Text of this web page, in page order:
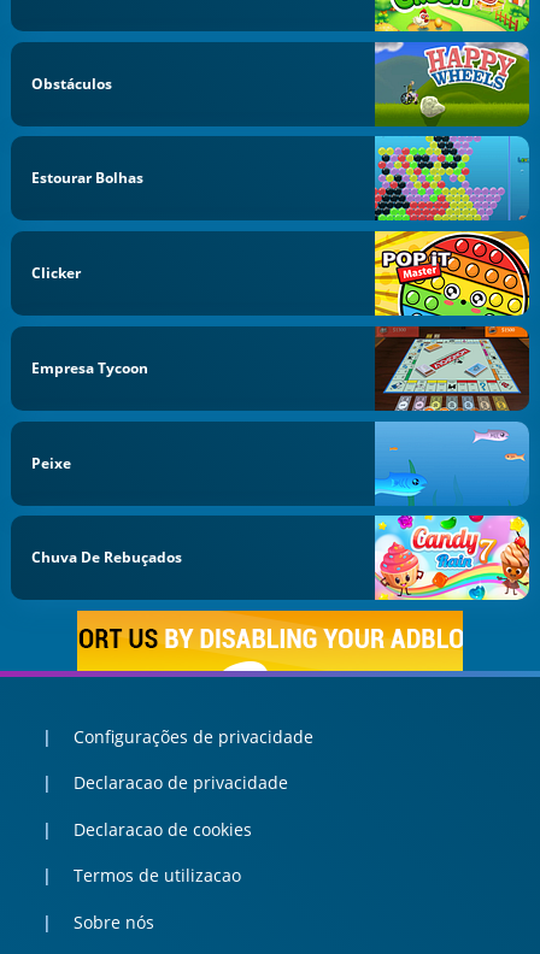
Obstáculos
Estourar Bolhas
Clicker
Empresa Tycoon
Peixe
Chuva De Rebuçados
Configurações de privacidade
Declaracao de privacidade
Declaracao de cookies
Termos de utilizacao
Sobre nós